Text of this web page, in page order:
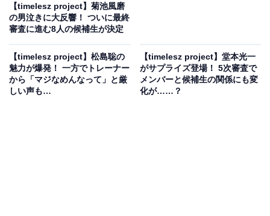
【timelesz project】菊池風磨
の男泣きに大反響！ ついに最終
審査に進む8人の候補生が決定
【timelesz project】松島聡の
魅力が爆発！ 一方でトレーナー
から「マジなめんなって」と厳
しい声も…
【timelesz project】堂本光一
がサプライズ登場！ 5次審査で
メンバーと候補生の関係にも変
化が……？